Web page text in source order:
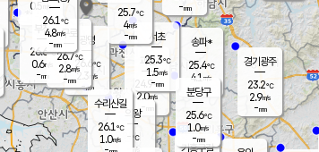
과천
24.9℃
2.0m/s
- mm
경기광주
23.2℃
2.9m/s
-mm
의왕
- ℃
m/s
0.5 m/s
mm
광명
26.6 ℃
2.3 m/s
-mm
부천
26.6℃
0.6m/s
-mm
구로
26.7℃
2.8m/s
-mm
-mm
송파*
25.4℃
4.1 m/s
-mm
서초
25.3℃
1.5m/s
-mm
기흥구갈
수리산길
26.1℃
1.0m/s
분당구
25.6℃
1.0m/s
-mm
26.1℃
4.8m/s
-mm
25.7℃
4m/s
-mm